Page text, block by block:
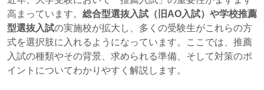
高まっています。 総合型選抜入試（旧AO入試）や学校推薦
型選抜入試の実施校が拡大し、多くの受験生がこれらの方
式を選択肢に入れるようになっています。ここでは、推薦
入試の種類やその背景、求められる準備、そして対策のポ
イントについてわかりやすく解説します。